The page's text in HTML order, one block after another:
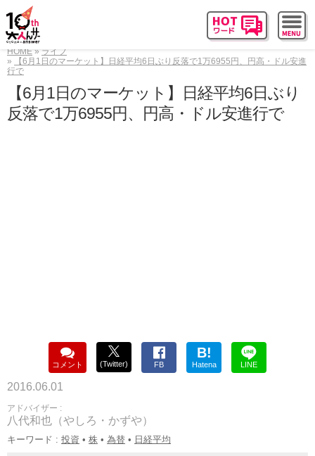
HOME
ライフ
【6月1日のマーケット】日経平均6日ぶり反落で1万6955円、円高・ドル安進
行で
【6月1日のマーケット】日経平均6日ぶり
反落で1万6955円、円高・ドル安進行で
コメント (Twitter) FB
B!
Hatena LINE
2016.06.01
アドバイザー :
八代和也（やしろ・かずや）
キーワード : 投資 • 株 • 為替 • 日経平均